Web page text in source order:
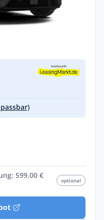
XL Diesel 130
599,00 €
optional